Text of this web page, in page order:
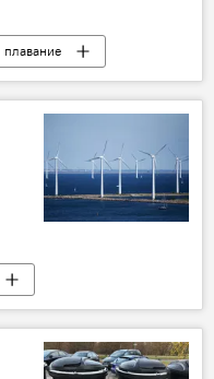
плавание